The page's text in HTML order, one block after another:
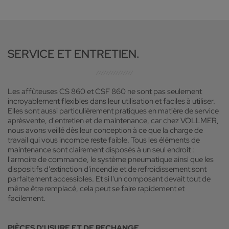
vous obtenez ainsi un maximum de transparence.
programmes à partir d'un poste de travail externe, en
cours de fonctionnement de la machine, et ainsi, d'utiliser
SERVICE ET ENTRETIEN.
Les affûteuses CS 860 et CSF 860 ne sont pas seulement
incroyablement flexibles dans leur utilisation et faciles à utiliser.
Elles sont aussi particulièrement pratiques en matière de service
aprèsvente, d'entretien et de maintenance, car chez VOLLMER,
nous avons veillé dès leur conception à ce que la charge de
travail qui vous incombe reste faible. Tous les éléments de
maintenance sont clairement disposés à un seul endroit :
l'armoire de commande, le système pneumatique ainsi que les
dispositifs d'extinction d'incendie et de refroidissement sont
parfaitement accessibles. Et si l'un composant devait tout de
même être remplacé, cela peut se faire rapidement et
facilement.